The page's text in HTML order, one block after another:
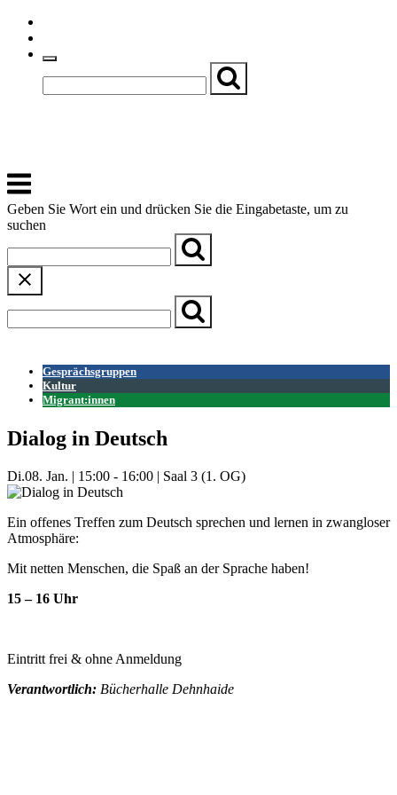
Skip
content
Menu
Geben Sie Wort ein und drücken Sie die Eingabetaste, um zu
suchen
Gesprächsgruppen
Kultur
Migrant:innen
Dialog in Deutsch
Di.08. Jan. | 15:00 - 16:00 | Saal 3 (1. OG)
Ein offenes Treffen zum Deutsch sprechen und lernen in zwangloser
Atmosphäre:
Mit netten Menschen, die Spaß an der Sprache haben!
15 – 16 Uhr
Eintritt frei & ohne Anmeldung
Verantwortlich: Bücherhalle Dehnhaide